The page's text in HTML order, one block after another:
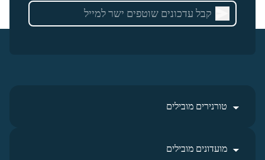
טורנירים מובילים
מועדונים מובילים